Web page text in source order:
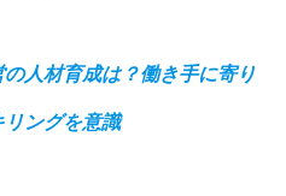
の人材育成は？働き手に寄り
リングを意識